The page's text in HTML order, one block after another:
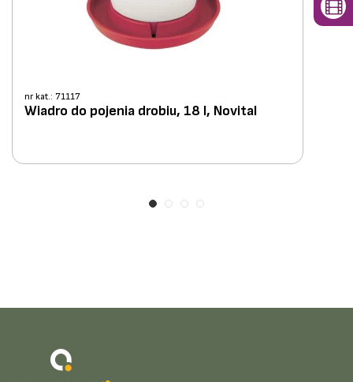
nr kat.: 71117
Wiadro do pojenia drobiu, 18 l, Novital